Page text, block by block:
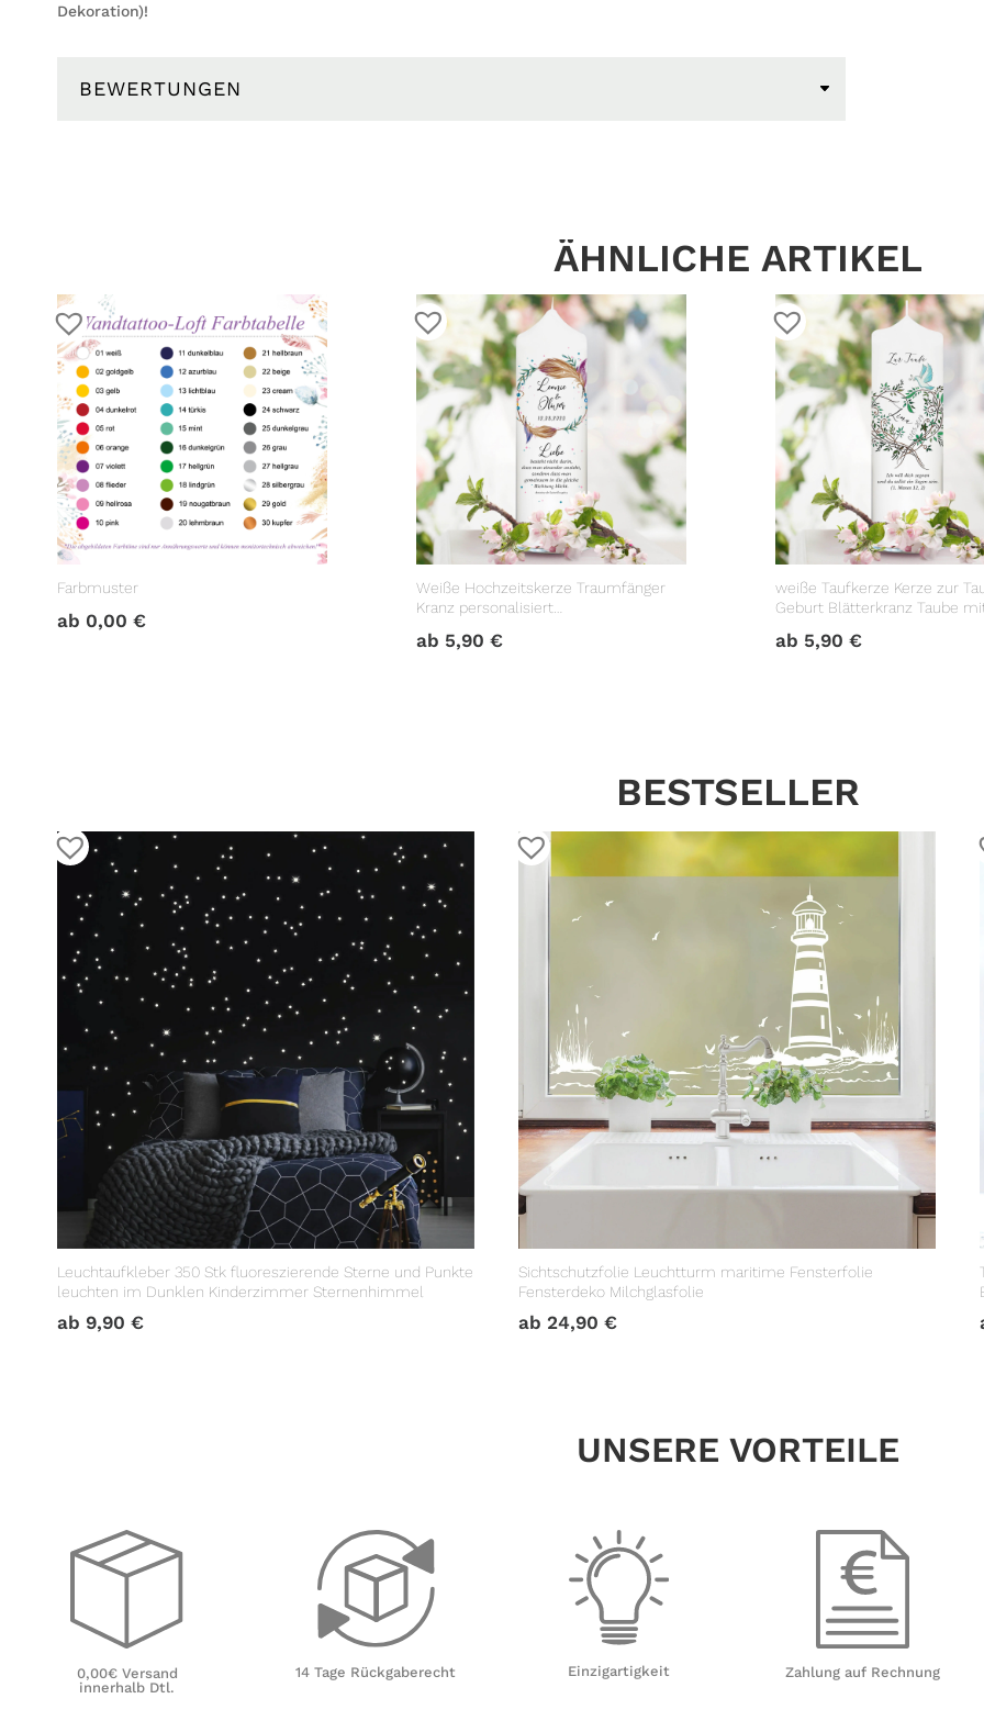
Dekoration)!
BEWERTUNGEN
ÄHNLICHE ARTIKEL
Farbmuster
ab 0,00 €
Weiße Hochzeitskerze Traumfänger
Kranz personalisiert
ab 5,90€
weiße Taufkerze Kerze zur
Geburt Blätterkranz Taube
ab 5,90€
BESTSELLER
Leuchtaufkleber 350 Stk fluoreszierende Sterne und Punkte
leuchten im Dunklen Kinderzimmer Sternenhimmel
ab 9,90 €
Sichtschutzfolie Leuchtturm maritime Fensterfolie
Fensterdeko Milchglasfolie
ab 24,90 €
UNSERE VORTEILE
0,00€ Versand
innerhalb Dtl.
14 Tage Rückgaberecht Einzigartigkeit Zahlung auf Rechnung